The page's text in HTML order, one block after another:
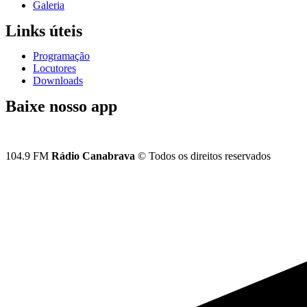
Galeria
Links úteis
Programação
Locutores
Downloads
Baixe nosso app
104.9 FM Rádio Canabrava © Todos os direitos reservados